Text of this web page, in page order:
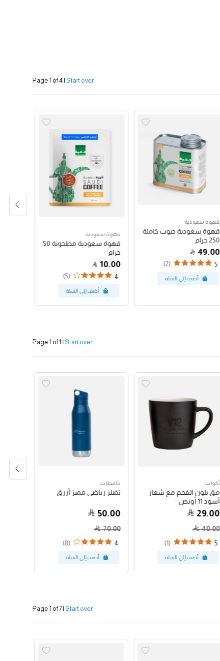
Page 1 of 4 | Start over
قهوة سعودية
قهوة سعودية حبوب كاملة
250 جرام
49.00
5
(2)
قهوة سعودية
قهوة سعودية مطحونة 50
جرام
10.00
4
(5)
Page 1 of 1 | Start over
أكواب
مق بلون الفحم مع شعار
أسود 11 أونص
29.00
40.00
5
(1)
حافظات
تمبلر رياضي مميز أزرق
50.00
70.00
4
(8)
Page 1 of 7| Start over